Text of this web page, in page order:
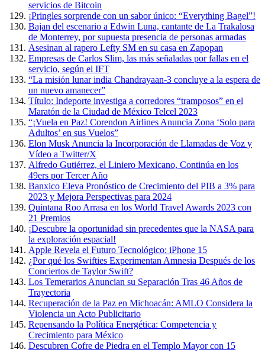
servicios de Bitcoin
¡Pringles sorprende con un sabor único: “Everything Bagel”!
Bajan del escenario a Edwin Luna, cantante de La Trakalosa
de Monterrey, por supuesta presencia de personas armadas
Asesinan al rapero Lefty SM en su casa en Zapopan
Empresas de Carlos Slim, las más señaladas por fallas en el
servicio, según el IFT
“La misión lunar india Chandrayaan-3 concluye a la espera de
un nuevo amanecer”
Título: Indeporte investiga a corredores “tramposos” en el
Maratón de la Ciudad de México Telcel 2023
“¡Vuela en Paz! Corendon Airlines Anuncia Zona ‘Solo para
Adultos’ en sus Vuelos”
Elon Musk Anuncia la Incorporación de Llamadas de Voz y
Vídeo a Twitter/X
Alfredo Gutiérrez, el Liniero Mexicano, Continúa en los
49ers por Tercer Año
Banxico Eleva Pronóstico de Crecimiento del PIB a 3% para
2023 y Mejora Perspectivas para 2024
Quintana Roo Arrasa en los World Travel Awards 2023 con
21 Premios
¡Descubre la oportunidad sin precedentes que la NASA para
la exploración espacial!
Apple Revela el Futuro Tecnológico: iPhone 15
¿Por qué los Swifties Experimentan Amnesia Después de los
Conciertos de Taylor Swift?
Los Temerarios Anuncian su Separación Tras 46 Años de
Trayectoria
Recuperación de la Paz en Michoacán: AMLO Considera la
Violencia un Acto Publicitario
Repensando la Política Energética: Competencia y
Crecimiento para México
Descubren Cofre de Piedra en el Templo Mayor con 15